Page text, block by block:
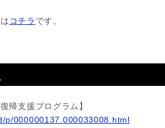
コチラ です。
帰支援プログラム】
p/000000137.000033008.html